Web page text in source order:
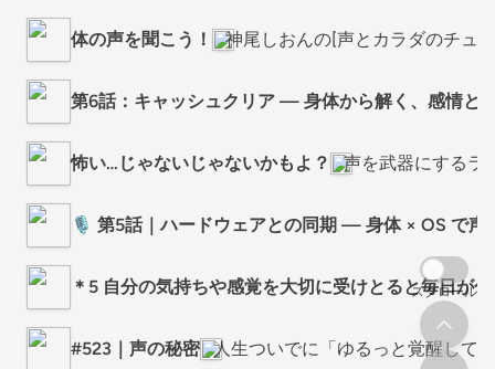
体の声を聞こう！ 神尾しおんの[声とカラダのチュ
第6話：キャッシュクリア — 身体から解く、感情と
怖い…じゃないじゃないかもよ？ 声を武器にするラ
🎙 第5話｜ハードウェアとの同期 — 身体 × OS で声
＊5 自分の気持ちや感覚を大切に受けとると毎日が
#523｜声の秘密 人生ついでに「ゆるっと覚醒して
スクロール